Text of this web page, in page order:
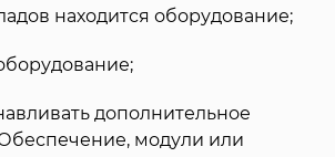
находится оборудование;
дополнительное
модули или